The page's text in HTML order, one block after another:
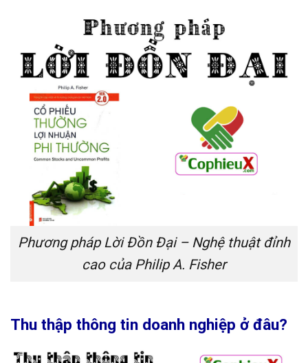
Phương pháp Lời Đồn Đại – Nghệ thuật đỉnh
cao của Philip A. Fisher
Thu thập thông tin doanh nghiệp ở đâu?